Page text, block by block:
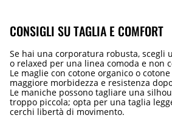
CONSIGLI SU TAGLIA E COMFORT
Se hai una corporatura robusta, scegli
o relaxed per una linea comoda e non
Le maglie con cotone organico o
maggiore morbidezza e resistenza
Le maniche possono tagliare una
troppo piccola; opta per una taglia
cerchi libertà di movimento.